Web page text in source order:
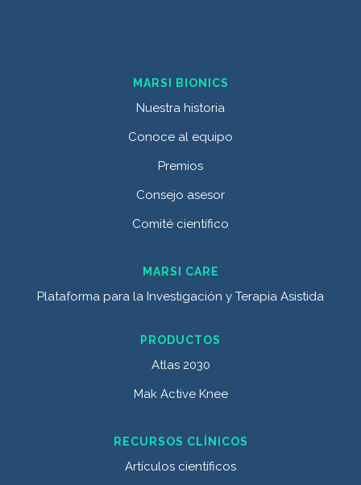
MARSI BIONICS
Nuestra historia
Conoce al equipo
Premios
Consejo asesor
Comité científico
MARSI CARE
Plataforma para la Investigación y Terapia Asistida
PRODUCTOS
Atlas 2030
Mak Active Knee
RECURSOS CLÍNICOS
Artículos científicos